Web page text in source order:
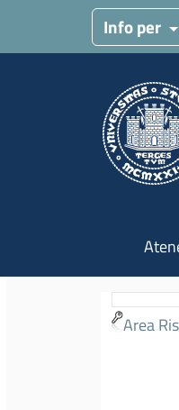
Menu
Info per
Area